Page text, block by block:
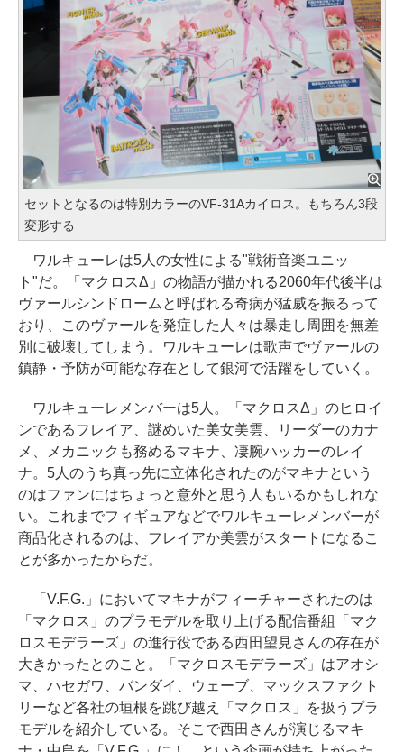
セットとなるのは特別カラーのVF-31Aカイロス。もちろん3段
変形する
ワルキューレは5人の女性による"戦術音楽ユニッ
ト"だ。「マクロスΔ」の物語が描かれる2060年代後半は
ヴァールシンドロームと呼ばれる奇病が猛威を振るって
おり、このヴァールを発症した人々は暴走し周囲を無差
別に破壊してしまう。ワルキューレは歌声でヴァールの
鎮静・予防が可能な存在として銀河で活躍をしていく。
ワルキューレメンバーは5人。「マクロスΔ」のヒロイ
ンであるフレイア、謎めいた美女美雲、リーダーのカナ
メ、メカニックも務めるマキナ、凄腕ハッカーのレイ
ナ。5人のうち真っ先に立体化されたのがマキナという
のはファンにはちょっと意外と思う人もいるかもしれな
い。これまでフィギュアなどでワルキューレメンバーが
商品化されるのは、フレイアか美雲がスタートになるこ
とが多かったからだ。
「V.F.G.」においてマキナがフィーチャーされたのは
「マクロス」のプラモデルを取り上げる配信番組「マク
ロスモデラーズ」の進行役である西田望見さんの存在が
大きかったとのこと。「マクロスモデラーズ」はアオシ
マ、ハセガワ、バンダイ、ウェーブ、マックスファクト
リーなど各社の垣根を跳び越え「マクロス」を扱うプラ
モデルを紹介している。そこで西田さんが演じるマキ